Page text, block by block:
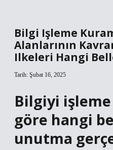
Bilgi Işleme
Alanlarının
Ilkeleri Hangi
Tarih: Şubat 16, 2025
Bilgiyi
göre hangi
unutma